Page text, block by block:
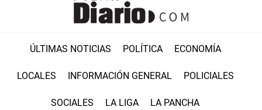
ÚLTIMAS NOTICIAS POLÍTICA ECONOMÍA
LOCALES INFORMACIÓN GENERAL POLICIALES
SOCIALES LA LIGA LA PANCHA